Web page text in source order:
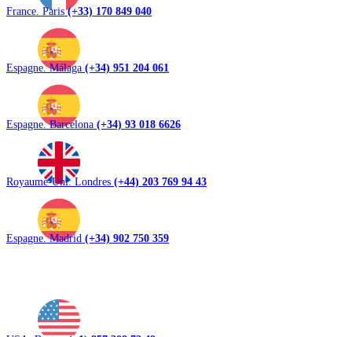
France. Paris(+33) 170 849 040
Espagne. Málaga (+34) 951 204 061
Espagne. Barcelona (+34) 93 018 6626
Royaume-Uni. Londres (+44) 203 769 94 43
Espagne. Madrid (+34) 902 750 359